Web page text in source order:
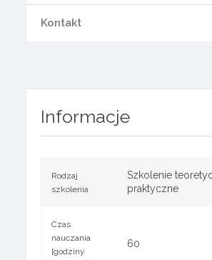
Kontakt
Informacje
Rodzaj
szkolenia
Szkolenie
praktyczne
Czas
nauczania
[godziny
60